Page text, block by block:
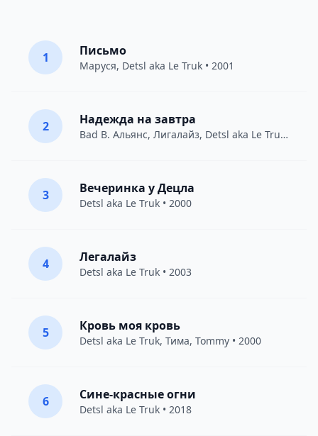
1 Письмо
Маруся, Detsl aka Le Truk • 2001
2 Надежда на завтра
Bad B. Альянс, Лигалайз, Detsl aka Le Truk • 2017
3 Вечеринка у Децла
Detsl aka Le Truk • 2000
4 Легалайз
Detsl aka Le Truk • 2003
5 Кровь моя кровь
Detsl aka Le Truk, Тима, Tommy • 2000
6 Сине-красные огни
Detsl aka Le Truk • 2018